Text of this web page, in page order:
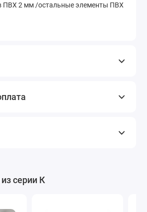
ПВХ 2 мм /остальные элементы ПВХ
серии К